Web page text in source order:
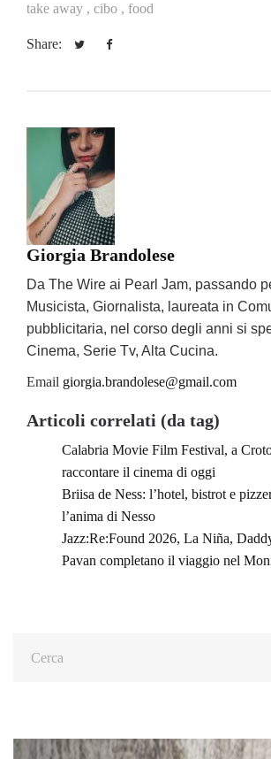
take away , cibo , food
Share:
Giorgia Brandolese
Da The Wire ai Pearl Jam, passando
Musicista, Giornalista, laureata in
pubblicitaria, nel corso degli anni si
Cinema, Serie Tv, Alta Cucina.
Email giorgia.brandolese@gmail.com
Articoli correlati (da tag)
Calabria Movie Film Festival, a
raccontare il cinema di oggi
Briisa de Ness: l’hotel, bistrot e
l’anima di Nesso
Jazz:Re:Found 2026, La Niña,
Pavan completano il viaggio nel